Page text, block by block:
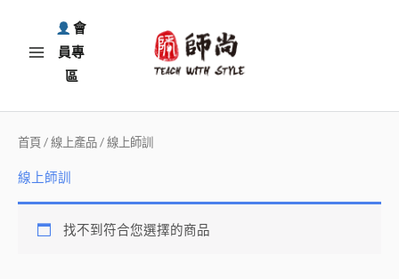
會
員專
區
首頁/線上產品/ 線上師訓
線上師訓
找不到符合您選擇的商品